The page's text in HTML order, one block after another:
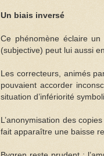
Un biais inversé
Ce phénomène éclaire
(subjective) peut lui aussi
Les correcteurs, animés
pouvaient accorder
situation d’infériorité
L’anonymisation des
fait apparaître une baisse